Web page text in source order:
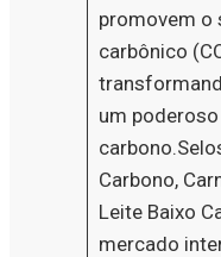
promovem o
carbônico
um
Carbono,
Leite Baixo
mercado